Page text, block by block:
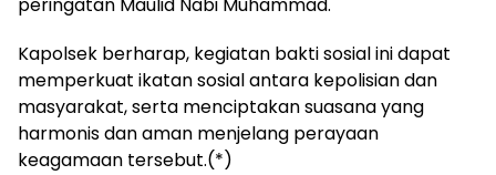
peringatan Maulid Nabi Muhammad.
Kapolsek berharap, kegiatan bakti sosial ini dapat
memperkuat ikatan sosial antara kepolisian dan
masyarakat, serta menciptakan suasana yang
harmonis dan aman menjelang perayaan
keagamaan tersebut.(*)